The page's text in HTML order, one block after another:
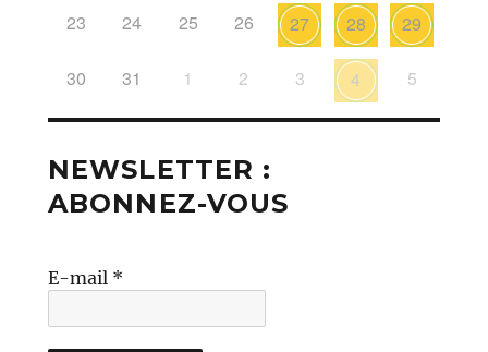
23 24 25 26 27 28 29
30 31 1 2 3 4 5
NEWSLETTER :
ABONNEZ-VOUS
E-mail *